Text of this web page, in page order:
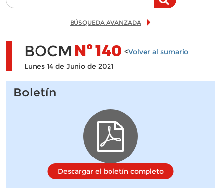
BÚSQUEDA AVANZADA
BOCM Nº140 <Volver al sumario
Lunes 14 de Junio de 2021
Boletín
Descargar el boletín completo